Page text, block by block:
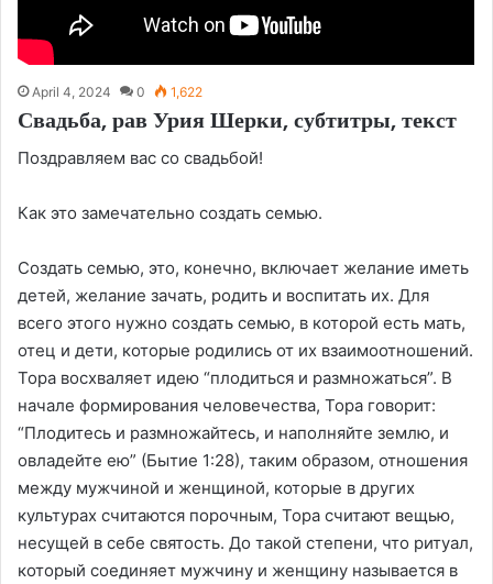
April 4, 2024 0 1,622
Свадьба, рав Урия Шерки, субтитры, текст
Поздравляем вас со свадьбой!
Как это замечательно создать семью.
Создать семью, это, конечно, включает желание иметь
детей, желание зачать, родить и воспитать их. Для
всего этого нужно создать семью, в которой есть мать,
отец и дети, которые родились от их взаимоотношений.
Тора восхваляет идею “плодиться и размножаться”. В
начале формирования человечества, Тора говорит:
“Плодитесь и размножайтесь, и наполняйте землю, и
овладейте ею” (Бытие 1:28), таким образом, отношения
между мужчиной и женщиной, которые в других
культурах считаются порочным, Тора считают вещью,
несущей в себе святость. До такой степени, что ритуал,
который соединяет мужчину и женщину называется в